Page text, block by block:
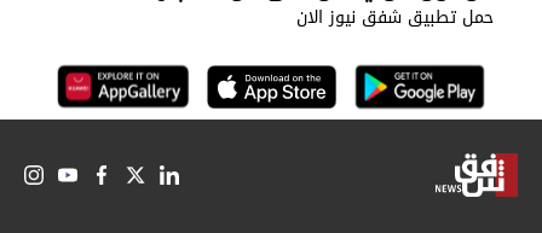
حمل تطبيق شفق نيوز الان